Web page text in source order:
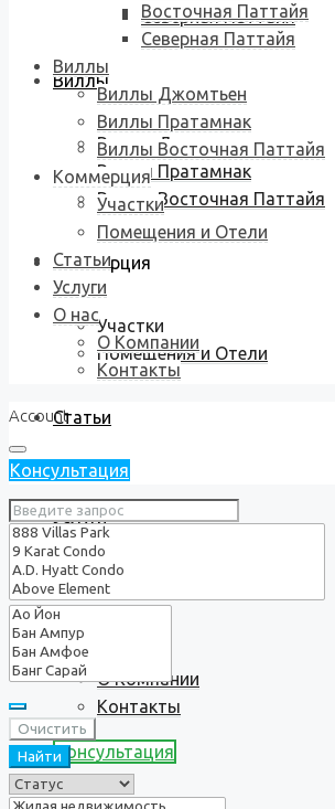
Северная Паттайя
Виллы
Виллы Джомтьен
Виллы Пратамнак
Виллы Восточная Паттайя
Коммерция
Участки
Помещения и Отели
Статьи
Услуги
О нас
О Компании
Контакты
Консультация
Восточная Паттайя
Северная Паттайя
Виллы
Виллы Джомтьен
Виллы Пратамнак
Виллы Восточная Паттайя
Коммерция
Участки
Помещения и Отели
Статьи
Услуги
О нас
О Компании
Контакты
Account
Консультация
Очистить
Найти